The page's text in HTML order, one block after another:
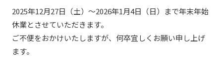
2025年12月27日（土）～2026年1月4日（日）まで年末年始
休業とさせていただきます。
ご不便をおかけいたしますが、何卒宜しくお願い申し上げ
ます。